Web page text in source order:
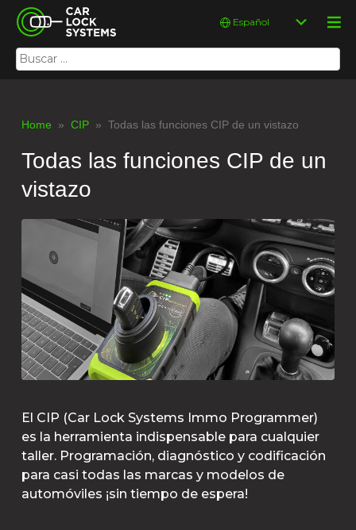
content
Car Lock Systems
Car Lock Systems
Buscar:
Elegir
Home »CIP » Todas las funciones CIP de un vistazo
Todas las funciones CIP de un
vistazo
El CIP (Car Lock Systems Immo Programmer)
es la herramienta indispensable para cualquier
taller. Programación, diagnóstico y codificación
para casi todas las marcas y modelos de
automóviles ¡sin tiempo de espera!